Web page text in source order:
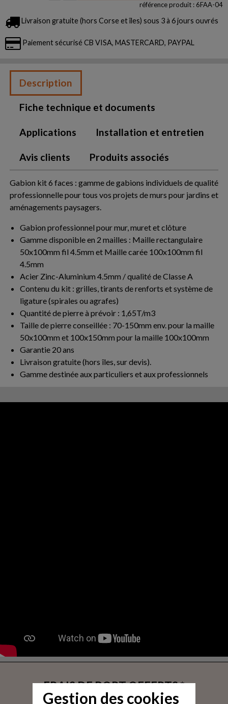
Gestion des cookies
référence produit : 6FAA-04
Livraison gratuite (hors Corse et îles) sous 3 à 6 jours ouvrés
Paiement sécurisé CB VISA, MASTERCARD, PAYPAL
Description
Fiche technique et documents
Applications Installation et entretien
Avis clients Produits associés
Gabion kit 6 faces : gamme de gabions individuels de qualité
professionnelle pour tous vos projets de murs pour jardins et
aménagements paysagers.
Gabion professionnel pour mur, muret et clôture
Gamme disponible en 2 mailles : Maille rectangulaire
50x100mm fil 4.5mm et Maille carée 100x100mm fil
4.5mm
Acier Zinc-Aluminium 4.5mm / qualité de Classe A
Contenu du kit : grilles, tirants de renforts et système de
ligature (spirales ou agrafes)
Quantité de pierre à prévoir : 1,65T/m3
Taille de pierre conseillée : 70-150mm env. pour la maille
50x100mm et 100x150mm pour la maille 100x100mm
Garantie 20 ans
Livraison gratuite (hors îles, sur devis).
Gamme destinée aux particuliers et aux professionnels
FRAIS DE PORT OFFERTS *